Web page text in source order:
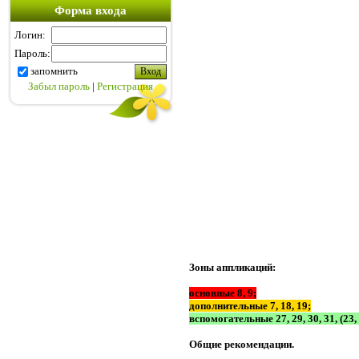
Форма входа
Логин:
Пароль:
запомнить
Забыл пароль | Регистрация
Зоны аппликаций:
основные 8, 9;
дополнительные 7, 18, 19;
вспомогательные 27, 29, 30, 31, (23,
Общие рекомендации.